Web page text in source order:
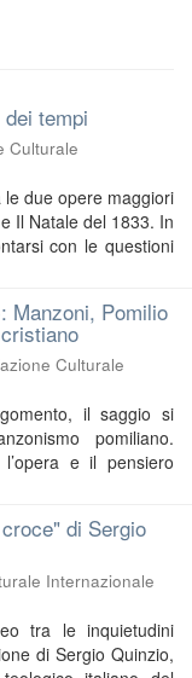
tempi
Culturale
due opere maggiori
Il Natale del 1833. In
con le questioni
Manzoni, Pomilio
Culturale
il saggio si
pomiliano.
e il pensiero
di Sergio
Internazionale
tra le inquietudini
di Sergio Quinzio,